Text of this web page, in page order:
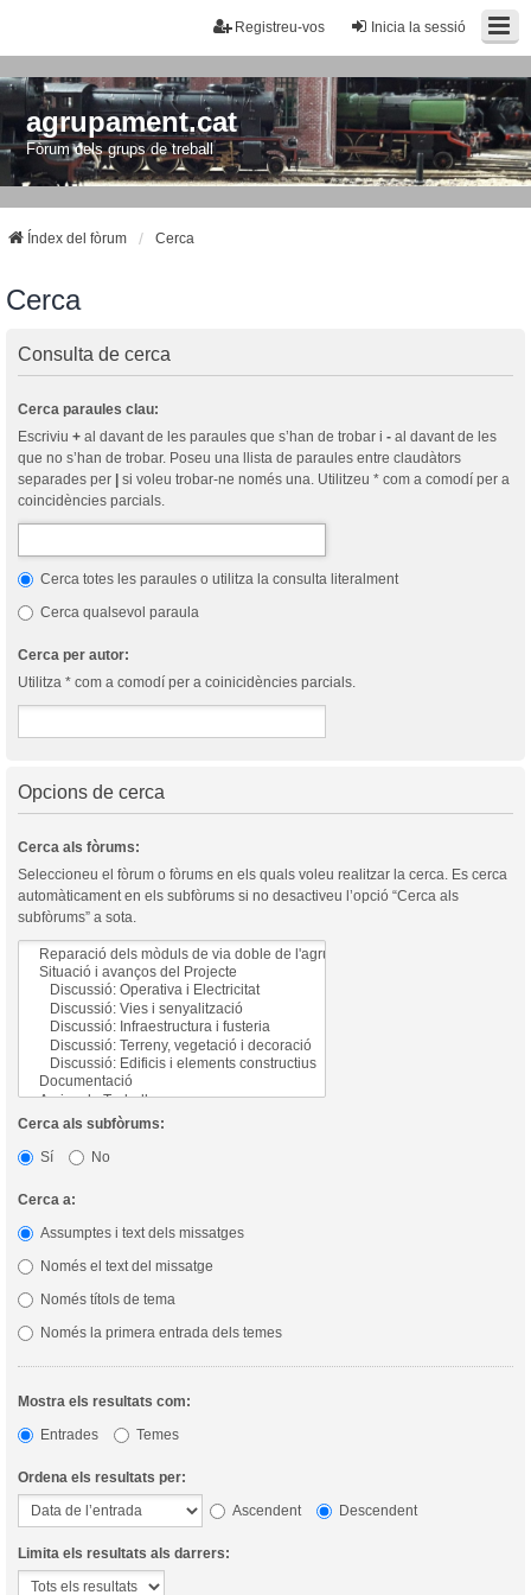
Inicia la sessió
Registreu-vos
agrupament.cat
Fòrum dels grups de treball
Índex del fòrum Cerca
Cerca
Consulta de cerca
Cerca paraules clau:
Escriviu + al davant de les paraules que s’han de trobar i - al davant de les
que no s’han de trobar. Poseu una llista de paraules entre claudàtors
separades per | si voleu trobar-ne només una. Utilitzeu * com a comodí per a
coincidències parcials.
Cerca totes les paraules o utilitza la consulta literalment
Cerca qualsevol paraula
Cerca per autor:
Utilitza * com a comodí per a coinicidències parcials.
Opcions de cerca
Cerca als fòrums:
Seleccioneu el fòrum o fòrums en els quals voleu realitzar la cerca. Es cerca
automàticament en els subfòrums si no desactiveu l’opció “Cerca als
subfòrums” a sota.
Cerca als subfòrums:
Sí
No
Cerca a:
Assumptes i text dels missatges
Només el text del missatge
Només títols de tema
Només la primera entrada dels temes
Mostra els resultats com:
Entrades
Temes
Ordena els resultats per:
Ascendent
Descendent
Limita els resultats als darrers: